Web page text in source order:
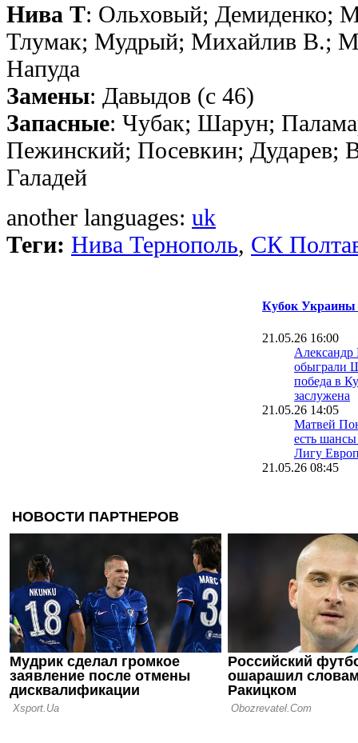
Нива Т: Ольховый; Демиденко;
Тлумак; Мудрый; Михайлив В.;
Напуда
Замены: Давыдов (с 46)
Запасные: Чубак; Шарун;
Пежинский; Посевкин;
Галадей
another languages: uk
Теги: Нива Тернополь, СК
Кубок Украины
21.05.26 16:00
обыграли
победа в
заслужена
21.05.26 14:05
Матвей
есть
Лигу
21.05.26 08:45
20.05.26 23:17
Андрей
этом
20.05.26 23:09
Игорь
но в
нужно